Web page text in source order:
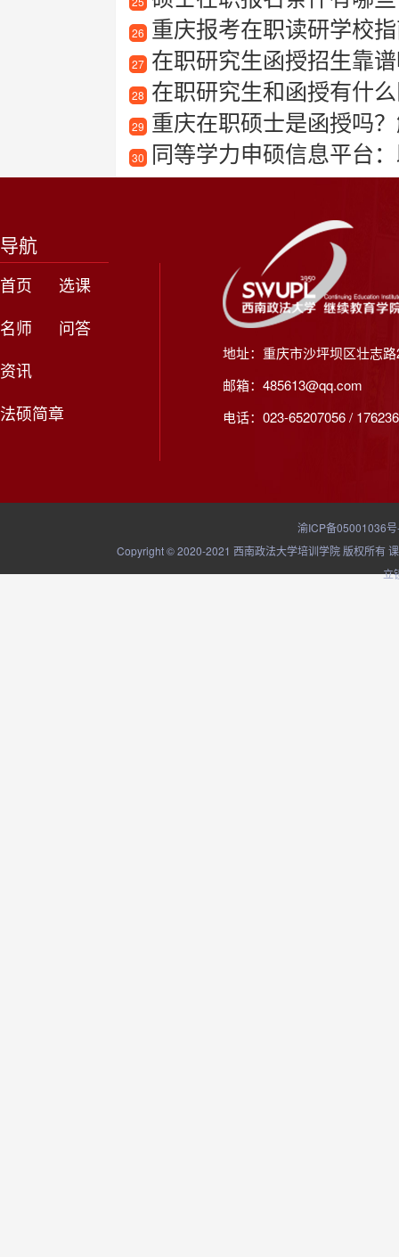
26 重庆报考在职读研学校
27 在职研究生函授招生靠
28 在职研究生和函授有什么区
29 重庆在职硕士是函授吗
30 同等学力申硕信息平台
导航
首页
选课
名师
问答
资讯
法硕简章
地址：重庆市沙坪坝区壮志
邮箱：485613@qq.com
电话：023-65207056 /
渝ICP备05001036
Copyright © 2020-2021 西南政法大学培训学院 版权所有
立